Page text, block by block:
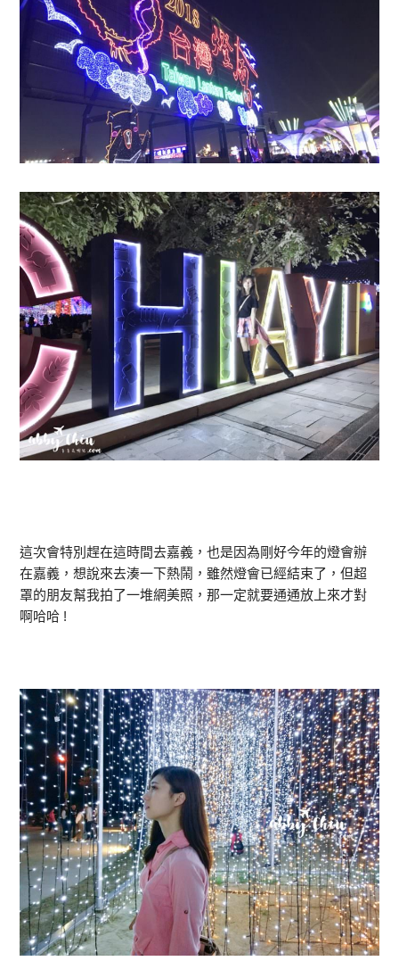
這次會特別趕在這時間去嘉義，也是因為剛好今年的燈會辦
在嘉義，想說來去湊一下熱鬧，雖然燈會已經結束了，但超
罩的朋友幫我拍了一堆網美照，那一定就要通通放上來才對
啊哈哈 !